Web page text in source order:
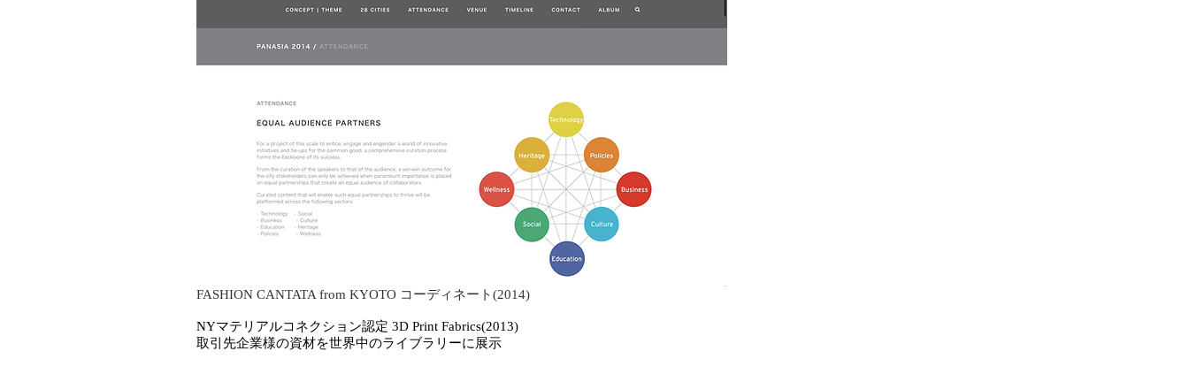
FASHION CANTATA from KYOTO コーディネート(2014)
NYマテリアルコネクション認定 3D Print Fabrics(2013)
取引先企業様の資材を世界中のライブラリーに展示